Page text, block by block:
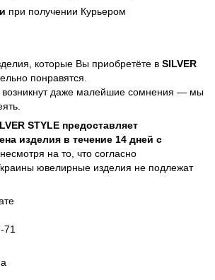
при получении Курьером
которые Вы приобретёте в SILVER
понравятся.
возникнут даже малейшие сомнения — мы
STYLE предоставляет
изделия в течение 14 дней с
, несмотря на то, что согласно
ювелирные изделия не подлежат
71